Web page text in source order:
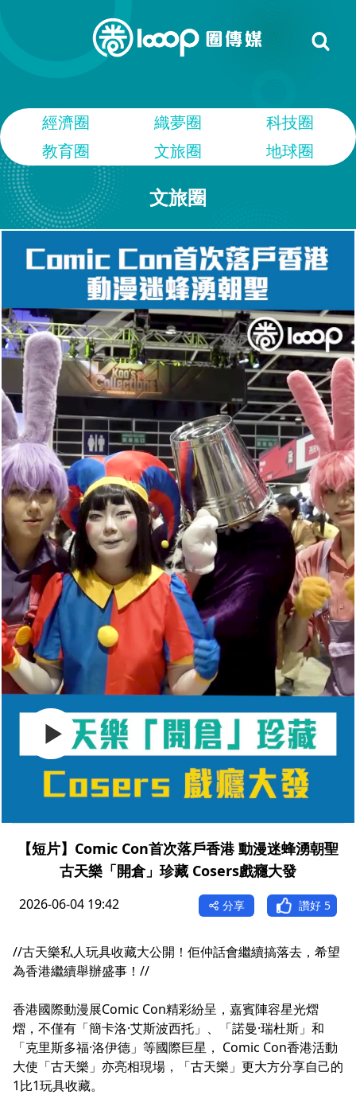
經濟圈 織夢圈
科技圈
教育圈
文旅圈 地球圈
文旅圈
【短片】Comic Con首次落戶香港 動漫迷蜂湧朝聖
古天樂「開倉」珍藏 Cosers戲癮大發
2026-06-04 19:42 分享 讚好 5
//古天樂私人玩具收藏大公開！佢仲話會繼續搞落去，希望
為香港繼續舉辦盛事！//
香港國際動漫展Comic Con精彩紛呈，嘉賓陣容星光熠
熠，不僅有「簡卡洛·艾斯波西托」、「諾曼·瑞杜斯」和
「克里斯多福·洛伊德」等國際巨星， Comic Con香港活動
大使「古天樂」亦亮相現場，「古天樂」更大方分享自己的
1比1玩具收藏。